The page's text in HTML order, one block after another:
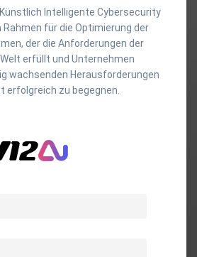
Intelligente Cybersecurity
für die Optimierung der
der die Anforderungen der
erfüllt und Unternehmen
wachsenden Herausforderungen
erfolgreich zu begegnen.